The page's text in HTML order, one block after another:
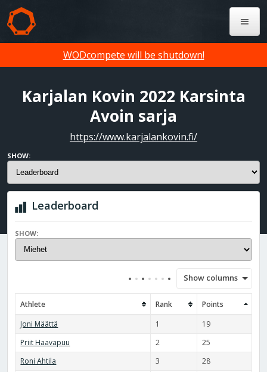
WODcompete will be shutdown!
Karjalan Kovin 2022 Karsinta
Avoin sarja
https://www.karjalankovin.fi/
SHOW:
Leaderboard
SHOW:
Show columns
Athlete Rank
Points
Joni Määttä
1
19
Priit Haavapuu
2
25
Roni Ahtila
3
28